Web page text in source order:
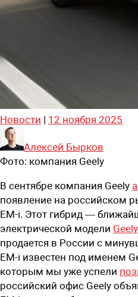
Новости | 12 ноября 2025
Алексей Бырков
Фото: компания Geely
В сентябре компания Geely
появление на российском
EM-i. Этот гибрид —
электрической модели
продается в России с
EM-i известен под именем
которым мы уже успели
российский офис Geely